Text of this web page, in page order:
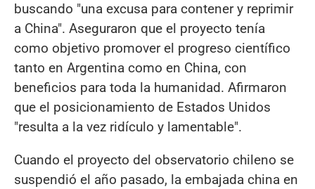
buscando "una excusa para contener y reprimir
a China". Aseguraron que el proyecto tenía
como objetivo promover el progreso científico
tanto en Argentina como en China, con
beneficios para toda la humanidad. Afirmaron
que el posicionamiento de Estados Unidos
"resulta a la vez ridículo y lamentable".
Cuando el proyecto del observatorio chileno se
suspendió el año pasado, la embajada china en